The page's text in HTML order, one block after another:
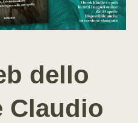
dello
Claudio